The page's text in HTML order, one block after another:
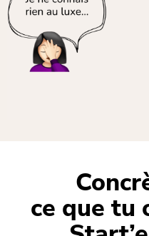
ce que tu